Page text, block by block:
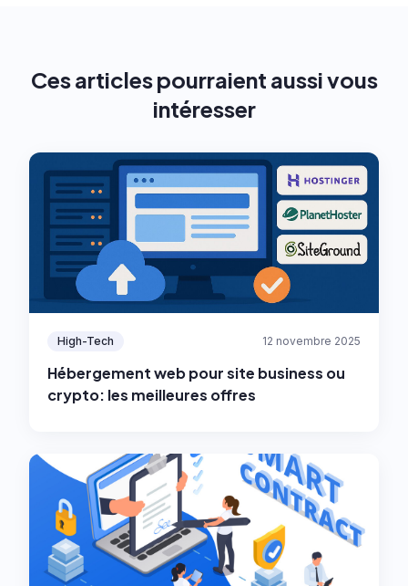
Ces articles pourraient aussi vous
intéresser
High-Tech 12 novembre 2025
Hébergement web pour site business ou
crypto: les meilleures offres